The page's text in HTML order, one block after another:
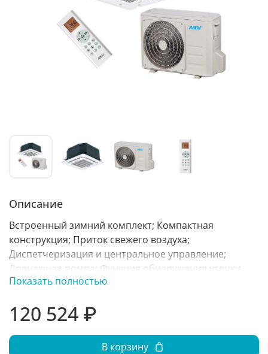
Описание
Встроенный зимний комплект; Компактная
конструкция; Приток свежего воздуха;
Диспетчеризация и центральное управление;
Дренажная помпа; Функция обнаружения утечки
хладагента; Автоматический перезапуск;
аварии; Теплый пуск; Режим комфортного сна;
температуре;
Показать полностью
120 524 ₽
В корзину